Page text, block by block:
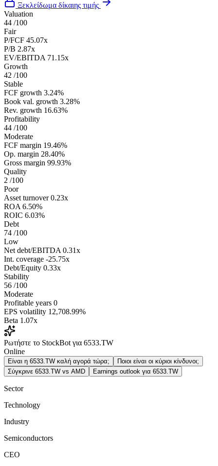
Ξεκλείδωμα δίκαιης τιμής
Valuation
44 /100
Fair
P/FCF 45.07x
P/B 2.87x
EV/EBITDA 71.15x
Growth
42 /100
Stable
FCF growth 3.24%
Book val. growth 3.28%
Rev. growth 16.63%
Profitability
44 /100
Moderate
FCF margin 19.46%
Op. margin 28.40%
Gross margin 99.93%
Quality
2 /100
Poor
Asset turnover 0.23x
ROA 6.50%
ROIC 6.03%
Debt
74 /100
Low
Net debt/EBITDA 0.31x
Int. coverage -25.75x
Debt/Equity 0.33x
Stability
56 /100
Moderate
Profitable years 0
EPS volatility 12,708.99%
Beta 1.07x
Ρωτήστε το StockBot για 6533.TW
Online
Είναι η 6533.TW καλή αγορά τώρα;
Ποιοι είναι οι κύριοι κίνδυνοι;
Σύγκρινε 6533.TW vs AMD
Earnings outlook για 6533.TW
Sector
Technology
Industry
Semiconductors
CEO